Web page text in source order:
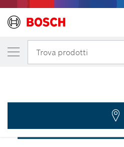
Trova prodotti
PRO
LA TUA VARIANTE SELEZIONATA
PRO SDS max-5C
2 608 690 099